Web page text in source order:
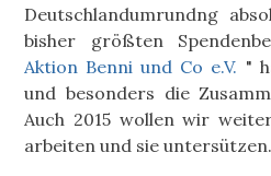
Deutschlandumrundng
bisher größten
Aktion Benni und Co e.V. "
und besonders die
Auch 2015 wollen wir
arbeiten und sie untersützen.